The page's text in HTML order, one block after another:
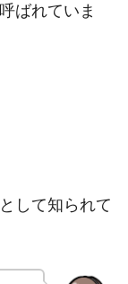
ばれていま
して知られて